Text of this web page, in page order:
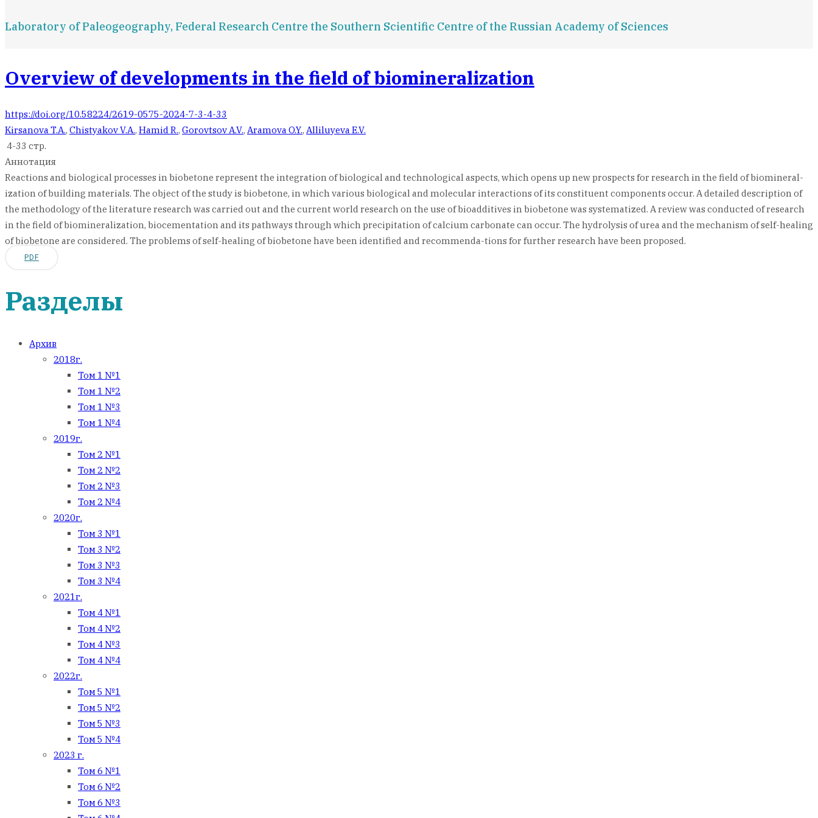
Laboratory of Paleogeography, Federal Research Centre the Southern Scientific Centre of the Russian Academy of Sciences
Overview of developments in the field of biomineralization
https://doi.org/10.58224/2619-0575-2024-7-3-4-33
Kirsanova T.A., Chistyakov V.A., Hamid R., Gorovtsov A.V., Aramova O.Y., Alliluyeva E.V.
4-33 стр.
Аннотация
Reactions and biological processes in biobetone represent the integration of biological and technological aspects, which opens up new prospects for research in the field of biomineral-
ization of building materials. The object of the study is biobetone, in which various biological and molecular interactions of its constituent components occur. A detailed description of
the methodology of the literature research was carried out and the current world research on the use of bioadditives in biobetone was systematized. A review was conducted of research
in the field of biomineralization, biocementation and its pathways through which precipitation of calcium carbonate can occur. The hydrolysis of urea and the mechanism of self-healing
of biobetone are considered. The problems of self-healing of biobetone have been identified and recommenda-tions for further research have been proposed.
PDF
Разделы
Архив
2018г.
Том 1 №1
Том 1 №2
Том 1 №3
Том 1 №4
2019г.
Том 2 №1
Том 2 №2
Том 2 №3
Том 2 №4
2020г.
Том 3 №1
Том 3 №2
Том 3 №3
Том 3 №4
2021г.
Том 4 №1
Том 4 №2
Том 4 №3
Том 4 №4
2022г.
Том 5 №1
Том 5 №2
Том 5 №3
Том 5 №4
2023 г.
Том 6 №1
Том 6 №2
Том 6 №3